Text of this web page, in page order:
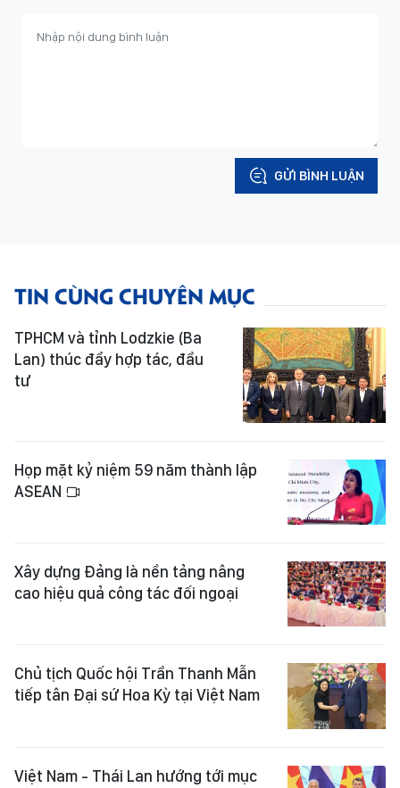
GỬI BÌNH LUẬN
TIN CÙNG CHUYÊN MỤC
TPHCM và tỉnh Lodzkie (Ba
Lan) thúc đẩy hợp tác, đầu
tư
Họp mặt kỷ niệm 59 năm thành lập
ASEAN
Xây dựng Đảng là nền tảng nâng
cao hiệu quả công tác đối ngoại
Chủ tịch Quốc hội Trần Thanh Mẫn
tiếp tân Đại sứ Hoa Kỳ tại Việt Nam
Việt Nam - Thái Lan hướng tới mục